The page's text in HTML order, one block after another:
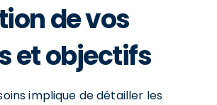
de vos
et objectifs
implique de détailler les